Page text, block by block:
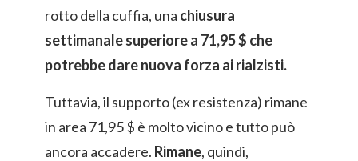
rotto della cuffia, una chiusura
settimanale superiore a 71,95 $ che
potrebbe dare nuova forza ai rialzisti.
Tuttavia, il supporto (ex resistenza) rimane
in area 71,95 $ è molto vicino e tutto può
ancora accadere. Rimane, quindi,